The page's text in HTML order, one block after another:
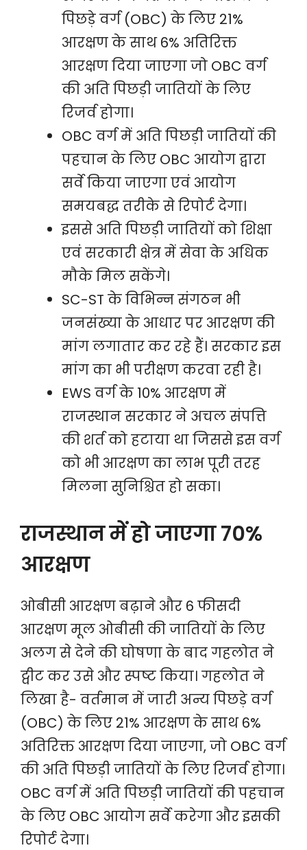
पिछड़े वर्ग (OBC) के लिए 21%
आरक्षण के साथ 6% अतिरिक्त
आरक्षण दिया जाएगा जो OBC वर्ग
की अति पिछड़ी जातियों के लिए
रिजर्व होगा।
OBC वर्ग में अति पिछड़ी जातियों की
पहचान के लिए OBC आयोग द्वारा
सर्वे किया जाएगा एवं आयोग
समयबद्ध तरीके से रिपोर्ट देगा।
इससे अति पिछड़ी जातियों को शिक्षा
एवं सरकारी क्षेत्र में सेवा के अधिक
मौके मिल सकेंगे।
SC-ST के विभिन्न संगठन भी
जनसंख्या के आधार पर आरक्षण की
मांग लगातार कर रहे हैं। सरकार इस
मांग का भी परीक्षण करवा रही है।
EWS वर्ग के 10% आरक्षण में
राजस्थान सरकार ने अचल संपत्ति
की शर्त को हटाया था जिससे इस वर्ग
को भी आरक्षण का लाभ पूरी तरह
मिलना सुनिश्चित हो सका।
राजस्थान में हो जाएगा 70%
आरक्षण
ओबीसी आरक्षण बढ़ाने और 6 फीसदी
आरक्षण मूल ओबीसी की जातियों के लिए
अलग से देने की घोषणा के बाद गहलोत ने
ट्वीट कर उसे और स्पष्ट किया। गहलोत ने
लिखा है- वर्तमान में जारी अन्य पिछड़े वर्ग
(OBC) के लिए 21% आरक्षण के साथ 6%
अतिरिक्त आरक्षण दिया जाएगा, जो OBC वर्ग
की अति पिछड़ी जातियों के लिए रिजर्व होगा।
OBC वर्ग में अति पिछड़ी जातियों की पहचान
के लिए OBC आयोग सर्वे करेगा और इसकी
रिपोर्ट देगा।